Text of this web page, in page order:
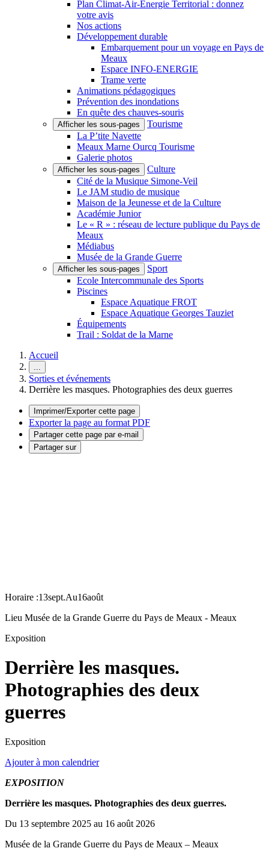
Plan Climat-Air-Énergie Territorial : donnez
votre avis
Nos actions
Développement durable
Embarquement pour un voyage en Pays de
Meaux
Espace INFO-ENERGIE
Trame verte
Animations pédagogiques
Prévention des inondations
En quête des chauves-souris
Afficher les sous-pages
Tourisme
La P’tite Navette
Meaux Marne Ourcq Tourisme
Galerie photos
Afficher les sous-pages
Culture
Cité de la Musique Simone-Veil
Le JAM studio de musique
Maison de la Jeunesse et de la Culture
Académie Junior
Le « R » : réseau de lecture publique du Pays de
Meaux
Médiabus
Musée de la Grande Guerre
Afficher les sous-pages
Sport
Ecole Intercommunale des Sports
Piscines
Espace Aquatique FROT
Espace Aquatique Georges Tauziet
Équipements
Trail : Soldat de la Marne
Accueil
...
Sorties et événements
Derrière les masques. Photographies des deux guerres
Imprimer/Exporter cette page
Exporter la page au format PDF
Partager cette page par e-mail
Partager sur
Horaire :13sept.Au16août
Lieu Musée de la Grande Guerre du Pays de Meaux - Meaux
Exposition
Derrière les masques.
Photographies des deux
guerres
Exposition
Ajouter à mon calendrier
EXPOSITION
Derrière les masques. Photographies des deux guerres.
Du 13 septembre 2025 au 16 août 2026
Musée de la Grande Guerre du Pays de Meaux – Meaux